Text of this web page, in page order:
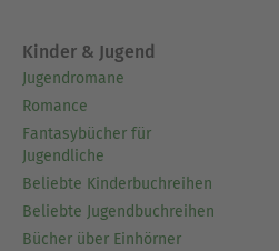
Kinder & Jugend
Jugendromane
Romance
Fantasybücher für
Jugendliche
Beliebte Kinderbuchreihen
Beliebte Jugendbuchreihen
Bücher über Einhörner